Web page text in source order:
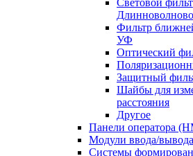
Световой
Фильтр
УФ
Оптический
Защитный
Шайбы для
расстояния
Другое
Панели оператора
Модули ввода/вывода
Системы